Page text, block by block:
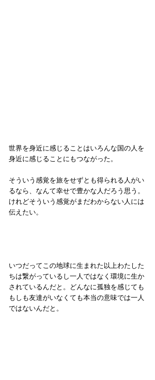
世界を身近に感じることはいろんな国の人を
身近に感じることにもつながった。
そういう感覚を旅をせずとも得られる人がい
るなら、なんて幸せで豊かな人だろう思う。
けれどそういう感覚がまだわからない人には
伝えたい。
いつだってこの地球に生まれた以上わたした
ちは繋がっているし一人ではなく環境に生か
されているんだと。どんなに孤独を感じても
もしも友達がいなくても本当の意味では一人
ではないんだと。